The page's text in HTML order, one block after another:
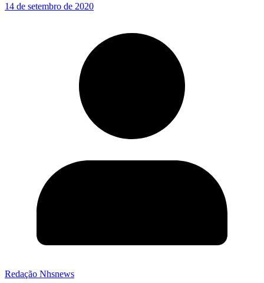
14 de setembro de 2020
Redação Nhsnews